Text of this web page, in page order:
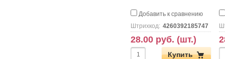
Добавить к сравнению
Штрихкод: 4260392185747
28.00 руб. (шт.)
Купить